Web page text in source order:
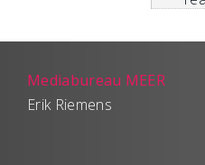
Mediabureau MEER
Erik Riemens